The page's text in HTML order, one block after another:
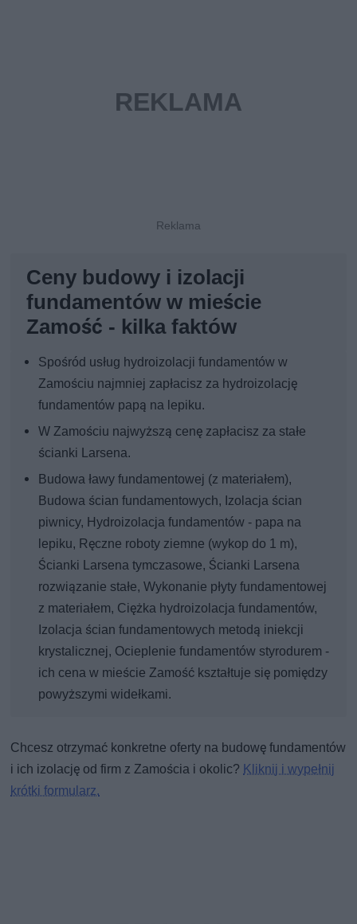
Ceny budowy i izolacji
fundamentów w mieście
Zamość - kilka faktów
Spośród usług hydroizolacji fundamentów w
Zamościu najmniej zapłacisz za hydroizolację
fundamentów papą na lepiku.
W Zamościu najwyższą cenę zapłacisz za stałe
ścianki Larsena.
Budowa ławy fundamentowej (z materiałem),
Budowa ścian fundamentowych, Izolacja ścian
piwnicy, Hydroizolacja fundamentów - papa na
lepiku, Ręczne roboty ziemne (wykop do 1 m),
Ścianki Larsena tymczasowe, Ścianki Larsena
rozwiązanie stałe, Wykonanie płyty fundamentowej
z materiałem, Ciężka hydroizolacja fundamentów,
Izolacja ścian fundamentowych metodą iniekcji
krystalicznej, Ocieplenie fundamentów styrodurem -
ich cena w mieście Zamość kształtuje się pomiędzy
powyższymi widełkami.
Chcesz otrzymać konkretne oferty na budowę fundamentów
i ich izolację od firm z Zamościa i okolic? Kliknij i wypełnij
krótki formularz.